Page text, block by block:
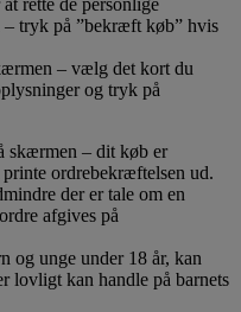
tryk på ”bekræft køb” hvis
– vælg det kort du
og tryk på
skærmen – dit køb er
ordrebekræftelsen ud.
der er tale om en
afgives på
og unge under 18 år, kan
lovligt kan handle på barnets